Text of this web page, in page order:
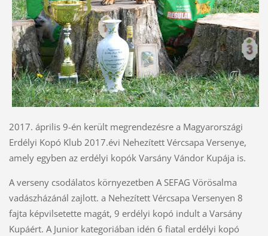
2017. április 9-én került megrendezésre a Magyarországi
Erdélyi Kopó Klub 2017.évi Nehezített Vércsapa Versenye,
amely egyben az erdélyi kopók Varsány Vándor Kupája is.
A verseny csodálatos környezetben A SEFAG Vörösalma
vadászházánál zajlott. a Nehezített Vércsapa Versenyen 8
fajta képvilsetette magát, 9 erdélyi kopó indult a Varsány
Kupáért. A Junior kategoriában idén 6 fiatal erdélyi kopó